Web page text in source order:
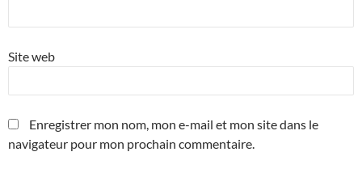
Site web
Enregistrer mon nom, mon e-mail et mon site dans le
navigateur pour mon prochain commentaire.